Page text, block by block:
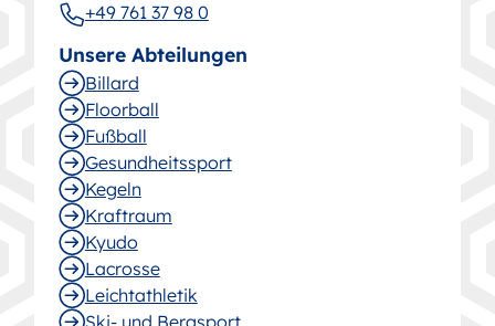
+49 761 37 98 0
Unsere Abteilungen
Billard
Floorball
Fußball
Gesund­heitssport
Kegeln
Kraftraum
Kyudo
Lacrosse
Leichtathletik
Ski- und Bergsport